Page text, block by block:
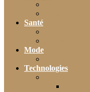
Santé
Mode
Technologies